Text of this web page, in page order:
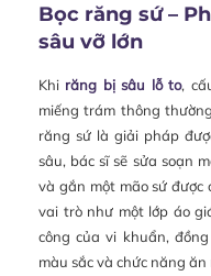
Bọc răng sứ –
sâu vỡ lớn
Khi răng bị sâu lỗ to,
miếng trám thông
răng sứ là giải pháp
sâu, bác sĩ sẽ sửa soạn
và gắn một mão sứ được
vai trò như một lớp áo
công của vi khuẩn,
màu sắc và chức năng